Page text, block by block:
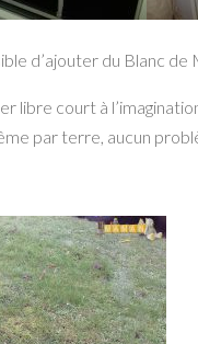
d’ajouter du Blanc
libre court à
par terre, aucun